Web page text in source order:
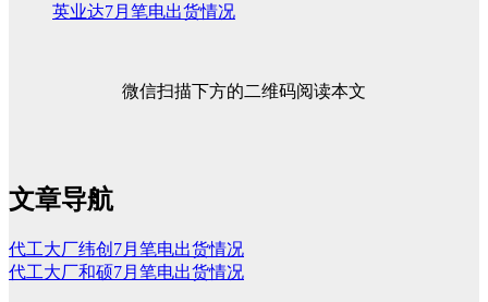
英业达7月笔电出货情况
微信扫描下方的二维码阅读本文
文章导航
代工大厂纬创7月笔电出货情况
代工大厂和硕7月笔电出货情况